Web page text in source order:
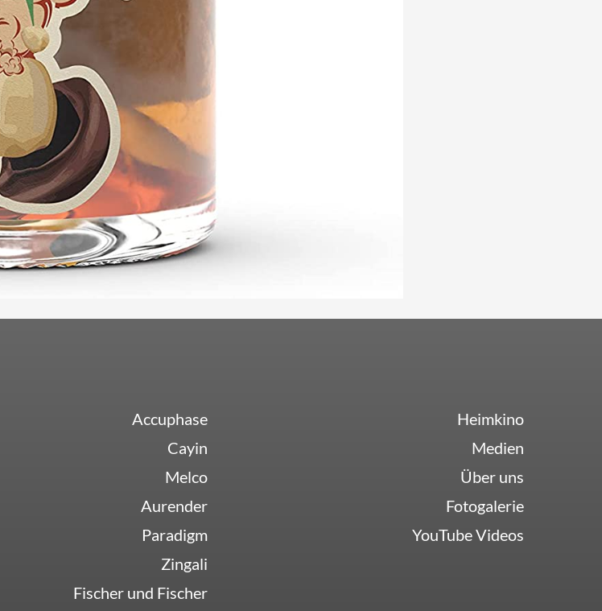
Accuphase
Cayin
Melco
Aurender
Paradigm
Zingali
Fischer und Fischer
Heimkino
Medien
Über uns
Fotogalerie
YouTube Videos